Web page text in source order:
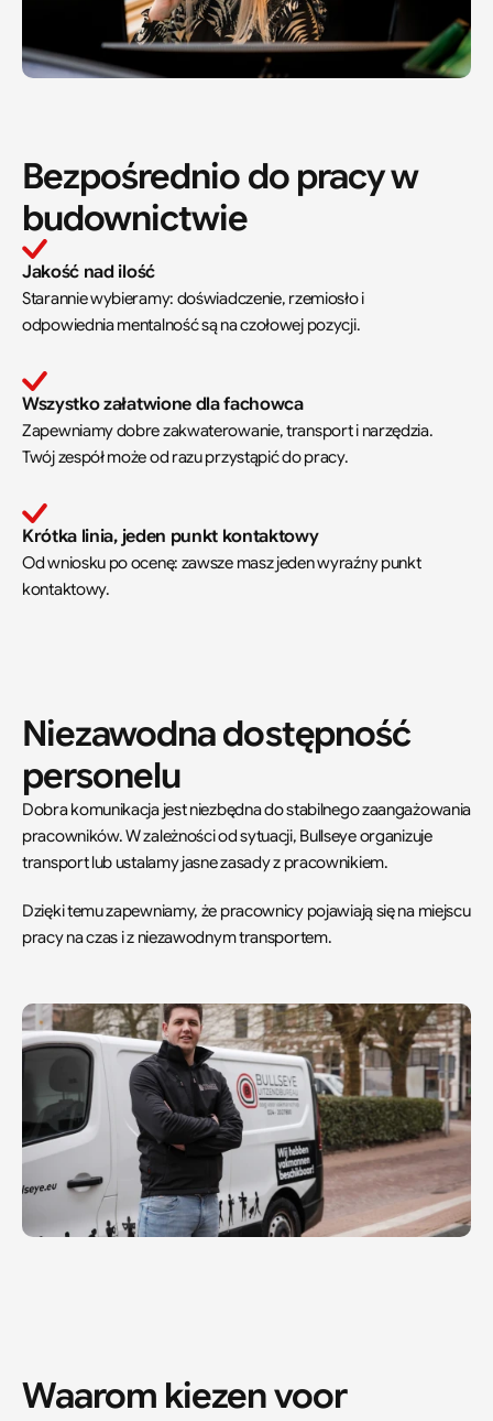
Bezpośrednio do pracy w
budownictwie
Jakość nad ilość
Starannie wybieramy: doświadczenie, rzemiosło i
odpowiednia mentalność są na czołowej pozycji.
Wszystko załatwione dla fachowca
Zapewniamy dobre zakwaterowanie, transport i narzędzia.
Twój zespół może od razu przystąpić do pracy.
Krótka linia, jeden punkt kontaktowy
Od wniosku po ocenę: zawsze masz jeden wyraźny punkt
kontaktowy.
Niezawodna dostępność
personelu
Dobra komunikacja jest niezbędna do stabilnego zaangażowania
pracowników. W zależności od sytuacji, Bullseye organizuje
transport lub ustalamy jasne zasady z pracownikiem.
Dzięki temu zapewniamy, że pracownicy pojawiają się na miejscu
pracy na czas i z niezawodnym transportem.
Waarom kiezen voor